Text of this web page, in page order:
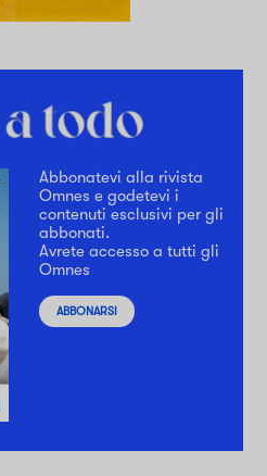
Abbonatevi alla rivista
Omnes e godetevi i
contenuti esclusivi per gli
abbonati.
Avrete accesso a tutti gli
Omnes
ABBONARSI